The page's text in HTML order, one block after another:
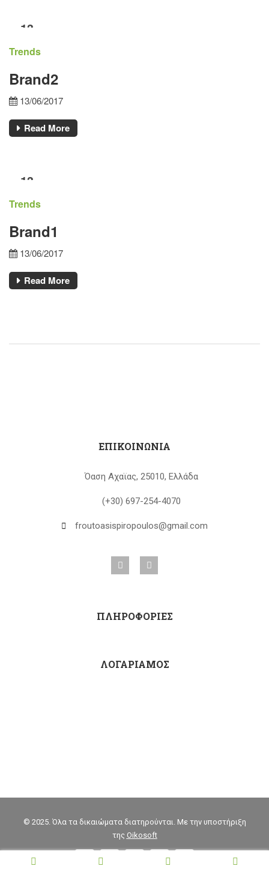
13
Trends
Brand2
13/06/2017
Read More
13
Trends
Brand1
13/06/2017
Read More
ΕΠΙΚΟΙΝΩΝΙΑ
Όαση Αχαϊας, 25010, Ελλάδα
(+30) 697-254-4070
froutoasispiropoulos@gmail.com
ΠΛΗΡΟΦΟΡΙΕΣ
ΛΟΓΑΡΙΑΜΟΣ
© 2025. Όλα τα δικαιώματα διατηρούνται. Με την υποστήριξη
της Oikosoft